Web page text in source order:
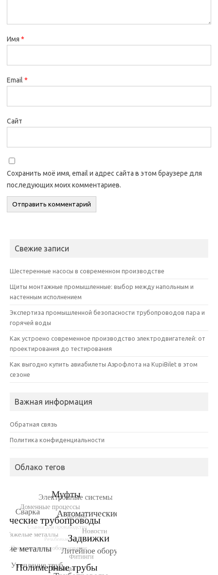
Имя *
Email *
Сайт
Сохранить моё имя, email и адрес сайта в этом браузере для
последующих моих комментариев.
Свежие записи
Шестеренные насосы в современном производстве
Щиты монтажные промышленные: выбор между напольным и
настенным исполнением
Экспертиза промышленной безопасности трубопроводов пара и
горячей воды
Как устроено современное производство электродвигателей: от
проектирования до тестирования
Как выгодно купить авиабилеты Аэрофлота на KupiBilet в этом
сезоне
Важная информация
Обратная связь
Политика конфиденциальности
Облако тегов